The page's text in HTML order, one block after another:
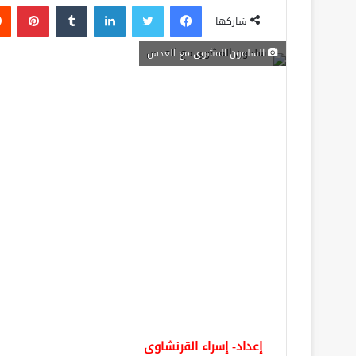
شاركها
فيسبوك لينكدإن بينتيريست
السلمون المشوى مع العدس
إعداد- إسراء القرنشاوى